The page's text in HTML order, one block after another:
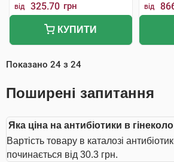
від 325.70 грн
КУПИТИ
від
Показано 24 з 24
Поширені запитання
Яка ціна на антибіотики в
Вартість товару в каталозі
починається від 30.3 грн.